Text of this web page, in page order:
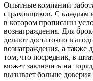
Опытные компании
страховщиков. С каждым
в котором прописаны
вознаграждения. Для
делают достаточно
вознаграждения, а также
том, что посредник, в
может заключить на
вызывает больше доверия